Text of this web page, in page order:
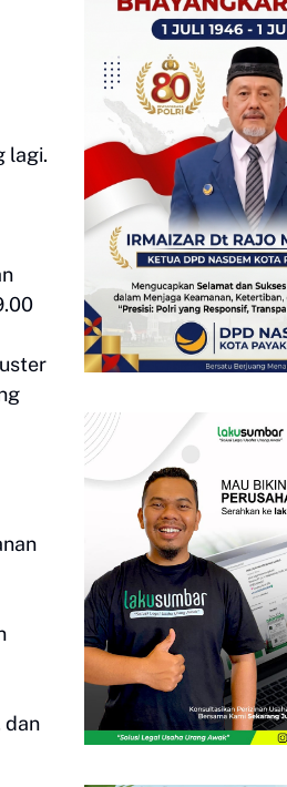
lagi.
dan